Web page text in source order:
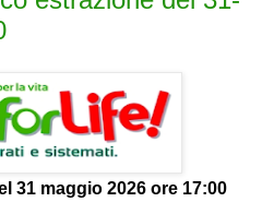
31 maggio 2026 ore 17:00